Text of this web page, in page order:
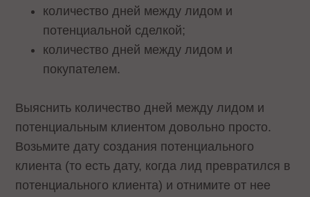
количество дней между лидом и
потенциальной сделкой;
количество дней между лидом и
покупателем.
Выяснить количество дней между лидом и
потенциальным клиентом довольно просто.
Возьмите дату создания потенциального
клиента (то есть дату, когда лид превратился в
потенциального клиента) и отнимите от нее